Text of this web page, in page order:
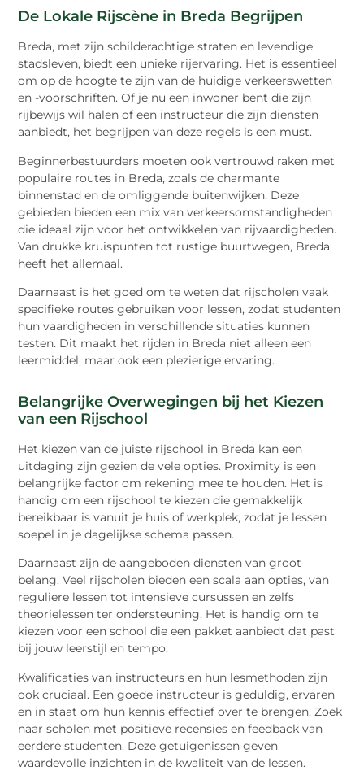
De Lokale Rijscène in Breda Begrijpen
Breda, met zijn schilderachtige straten en levendige
stadsleven, biedt een unieke rijervaring. Het is essentieel
om op de hoogte te zijn van de huidige verkeerswetten
en -voorschriften. Of je nu een inwoner bent die zijn
rijbewijs wil halen of een instructeur die zijn diensten
aanbiedt, het begrijpen van deze regels is een must.
Beginnerbestuurders moeten ook vertrouwd raken met
populaire routes in Breda, zoals de charmante
binnenstad en de omliggende buitenwijken. Deze
gebieden bieden een mix van verkeersomstandigheden
die ideaal zijn voor het ontwikkelen van rijvaardigheden.
Van drukke kruispunten tot rustige buurtwegen, Breda
heeft het allemaal.
Daarnaast is het goed om te weten dat rijscholen vaak
specifieke routes gebruiken voor lessen, zodat studenten
hun vaardigheden in verschillende situaties kunnen
testen. Dit maakt het rijden in Breda niet alleen een
leermiddel, maar ook een plezierige ervaring.
Belangrijke Overwegingen bij het Kiezen
van een Rijschool
Het kiezen van de juiste rijschool in Breda kan een
uitdaging zijn gezien de vele opties. Proximity is een
belangrijke factor om rekening mee te houden. Het is
handig om een rijschool te kiezen die gemakkelijk
bereikbaar is vanuit je huis of werkplek, zodat je lessen
soepel in je dagelijkse schema passen.
Daarnaast zijn de aangeboden diensten van groot
belang. Veel rijscholen bieden een scala aan opties, van
reguliere lessen tot intensieve cursussen en zelfs
theorielessen ter ondersteuning. Het is handig om te
kiezen voor een school die een pakket aanbiedt dat past
bij jouw leerstijl en tempo.
Kwalificaties van instructeurs en hun lesmethoden zijn
ook cruciaal. Een goede instructeur is geduldig, ervaren
en in staat om hun kennis effectief over te brengen. Zoek
naar scholen met positieve recensies en feedback van
eerdere studenten. Deze getuigenissen geven
waardevolle inzichten in de kwaliteit van de lessen.